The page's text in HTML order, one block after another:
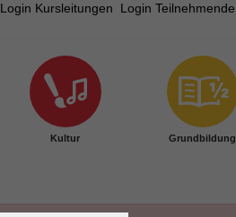
Login Kursleitungen Login Teilnehmende
Kultur Grundbildung